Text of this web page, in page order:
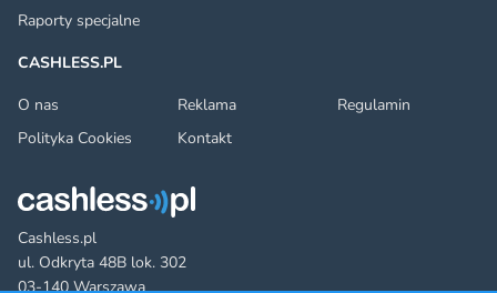
Cashless.pl
ul. Odkryta 48B lok. 302
03-140 Warszawa
Raporty specjalne
CASHLESS.PL
O nas
Reklama
Regulamin
Polityka Cookies
Kontakt